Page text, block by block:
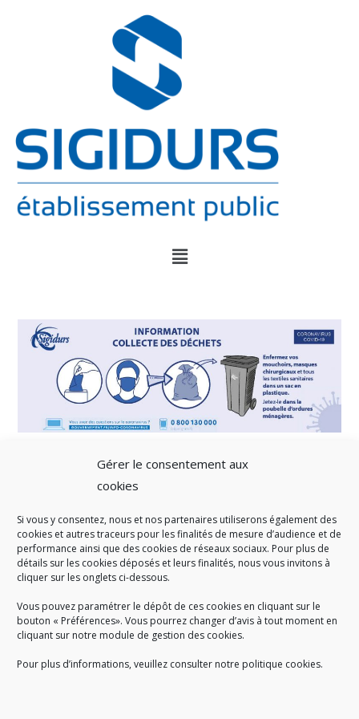
Gérer le consentement aux
cookies
Si vous y consentez, nous et nos partenaires utiliserons également des
cookies et autres traceurs pour les finalités de mesure d’audience et de
performance ainsi que des cookies de réseaux sociaux. Pour plus de
détails sur les cookies déposés et leurs finalités, nous vous invitons à
cliquer sur les onglets ci-dessous.
Vous pouvez paramétrer le dépôt de ces cookies en cliquant sur le
bouton « Préférences». Vous pourrez changer d’avis à tout moment en
cliquant sur notre module de gestion des cookies.
Pour plus d’informations, veuillez consulter notre politique cookies.
A SAVOIR
Créé en 1978, le Sigidurs est un établissement public quiexerce
des missions de service public : la prévention, la collecte et la
territoire.
Accueil du public :